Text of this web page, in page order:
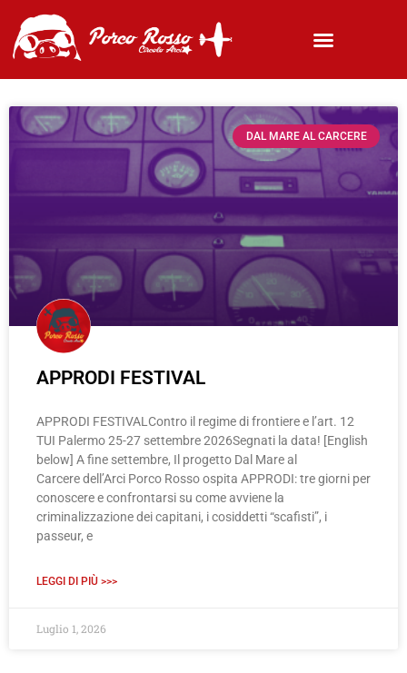
DAL MARE AL CARCERE
APPRODI FESTIVAL
APPRODI FESTIVALContro il regime di frontiere e l’art. 12
TUI Palermo 25-27 settembre 2026Segnati la data! [English
below] A fine settembre, Il progetto Dal Mare al
Carcere dell’Arci Porco Rosso ospita APPRODI: tre giorni per
conoscere e confrontarsi su come avviene la
criminalizzazione dei capitani, i cosiddetti “scafisti”, i
passeur, e
LEGGI DI PIÙ >>>
Luglio 1, 2026